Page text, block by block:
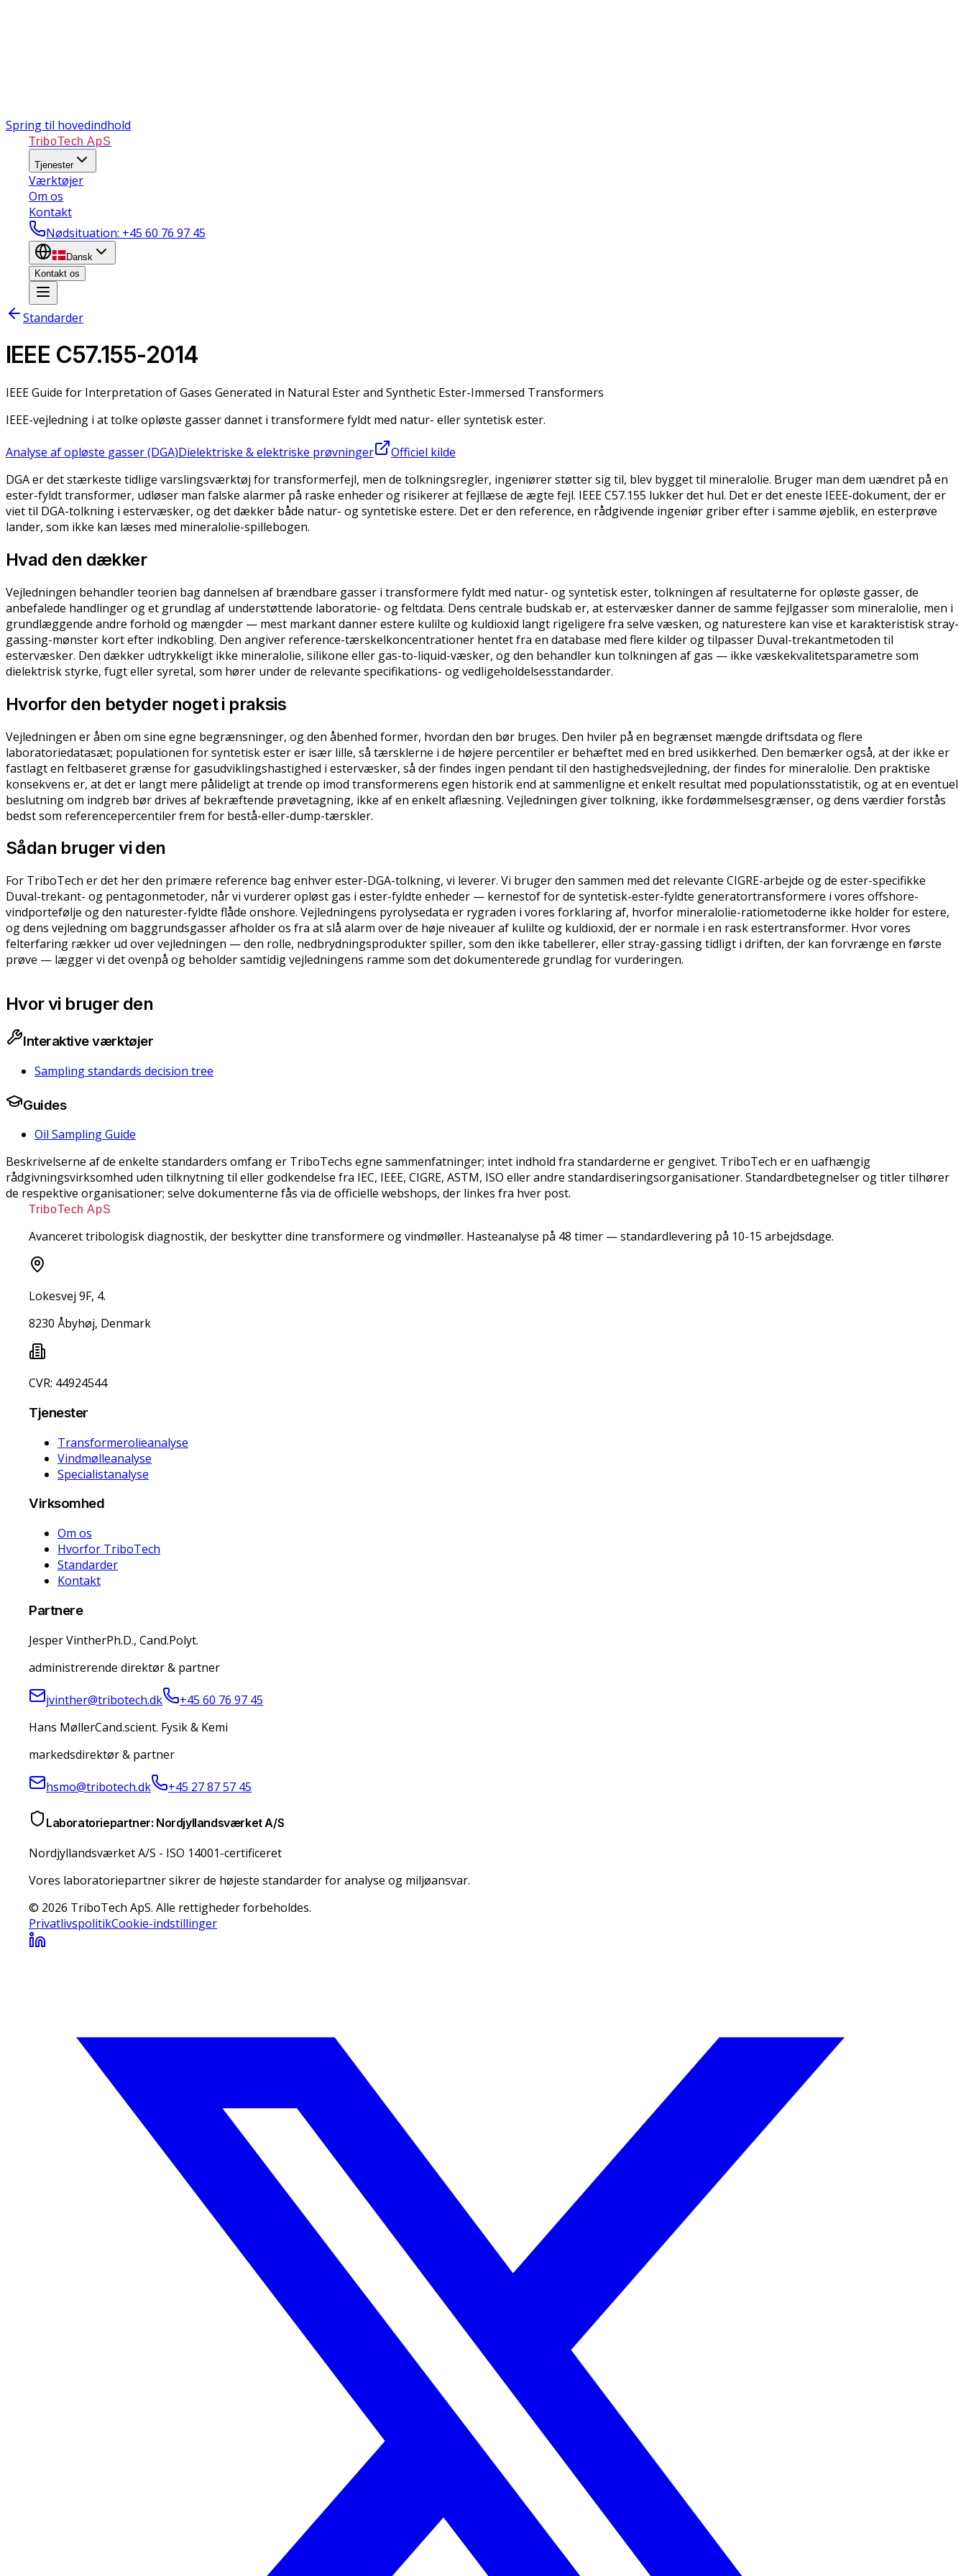
Spring til hovedindhold
TriboTech ApS
Tjenester
Værktøjer
Om os
Kontakt
Nødsituation: +45 60 76 97 45
Dansk
Kontakt os
Standarder
IEEE C57.155-2014
IEEE Guide for Interpretation of Gases Generated in Natural Ester and Synthetic Ester-Immersed Transformers
IEEE-vejledning i at tolke opløste gasser dannet i transformere fyldt med natur- eller syntetisk ester.
Analyse af opløste gasser (DGA)Dielektriske & elektriske prøvninger
Officiel kilde
DGA er det stærkeste tidlige varslingsværktøj for transformerfejl, men de tolkningsregler, ingeniører støtter sig til, blev bygget til mineralolie. Bruger man dem uændret på en
ester-fyldt transformer, udløser man falske alarmer på raske enheder og risikerer at fejllæse de ægte fejl. IEEE C57.155 lukker det hul. Det er det eneste IEEE-dokument, der er
viet til DGA-tolkning i estervæsker, og det dækker både natur- og syntetiske estere. Det er den reference, en rådgivende ingeniør griber efter i samme øjeblik, en esterprøve
lander, som ikke kan læses med mineralolie-spillebogen.
Hvad den dækker
Vejledningen behandler teorien bag dannelsen af brændbare gasser i transformere fyldt med natur- og syntetisk ester, tolkningen af resultaterne for opløste gasser, de
anbefalede handlinger og et grundlag af understøttende laboratorie- og feltdata. Dens centrale budskab er, at estervæsker danner de samme fejlgasser som mineralolie, men i
grundlæggende andre forhold og mængder — mest markant danner estere kulilte og kuldioxid langt rigeligere fra selve væsken, og naturestere kan vise et karakteristisk stray-
gassing-mønster kort efter indkobling. Den angiver reference-tærskelkoncentrationer hentet fra en database med flere kilder og tilpasser Duval-trekantmetoden til
estervæsker. Den dækker udtrykkeligt ikke mineralolie, silikone eller gas-to-liquid-væsker, og den behandler kun tolkningen af gas — ikke væskekvalitetsparametre som
dielektrisk styrke, fugt eller syretal, som hører under de relevante specifikations- og vedligeholdelsesstandarder.
Hvorfor den betyder noget i praksis
Vejledningen er åben om sine egne begrænsninger, og den åbenhed former, hvordan den bør bruges. Den hviler på en begrænset mængde driftsdata og flere
laboratoriedatasæt; populationen for syntetisk ester er især lille, så tærsklerne i de højere percentiler er behæftet med en bred usikkerhed. Den bemærker også, at der ikke er
fastlagt en feltbaseret grænse for gasudviklingshastighed i estervæsker, så der findes ingen pendant til den hastighedsvejledning, der findes for mineralolie. Den praktiske
konsekvens er, at det er langt mere pålideligt at trende op imod transformerens egen historik end at sammenligne et enkelt resultat med populationsstatistik, og at en eventuel
beslutning om indgreb bør drives af bekræftende prøvetagning, ikke af en enkelt aflæsning. Vejledningen giver tolkning, ikke fordømmelsesgrænser, og dens værdier forstås
bedst som referencepercentiler frem for bestå-eller-dump-tærskler.
Sådan bruger vi den
For TriboTech er det her den primære reference bag enhver ester-DGA-tolkning, vi leverer. Vi bruger den sammen med det relevante CIGRE-arbejde og de ester-specifikke
Duval-trekant- og pentagonmetoder, når vi vurderer opløst gas i ester-fyldte enheder — kernestof for de syntetisk-ester-fyldte generatortransformere i vores offshore-
vindportefølje og den naturester-fyldte flåde onshore. Vejledningens pyrolysedata er rygraden i vores forklaring af, hvorfor mineralolie-ratiometoderne ikke holder for estere,
og dens vejledning om baggrundsgasser afholder os fra at slå alarm over de høje niveauer af kulilte og kuldioxid, der er normale i en rask estertransformer. Hvor vores
felterfaring rækker ud over vejledningen — den rolle, nedbrydningsprodukter spiller, som den ikke tabellerer, eller stray-gassing tidligt i driften, der kan forvrænge en første
prøve — lægger vi det ovenpå og beholder samtidig vejledningens ramme som det dokumenterede grundlag for vurderingen.
Hvor vi bruger den
Interaktive værktøjer
Sampling standards decision tree
Guides
Oil Sampling Guide
Beskrivelserne af de enkelte standarders omfang er TriboTechs egne sammenfatninger; intet indhold fra standarderne er gengivet. TriboTech er en uafhængig
rådgivningsvirksomhed uden tilknytning til eller godkendelse fra IEC, IEEE, CIGRE, ASTM, ISO eller andre standardiseringsorganisationer. Standardbetegnelser og titler tilhører
de respektive organisationer; selve dokumenterne fås via de officielle webshops, der linkes fra hver post.
TriboTech ApS
Avanceret tribologisk diagnostik, der beskytter dine transformere og vindmøller. Hasteanalyse på 48 timer — standardlevering på 10-15 arbejdsdage.
Lokesvej 9F, 4.
8230 Åbyhøj, Denmark
CVR: 44924544
Tjenester
Transformerolieanalyse
Vindmølleanalyse
Specialistanalyse
Virksomhed
Om os
Hvorfor TriboTech
Standarder
Kontakt
Partnere
Jesper VintherPh.D., Cand.Polyt.
administrerende direktør & partner
jvinther@tribotech.dk
+45 60 76 97 45
Hans MøllerCand.scient. Fysik & Kemi
markedsdirektør & partner
hsmo@tribotech.dk +45 27 87 57 45
Laboratoriepartner: Nordjyllandsværket A/S
Nordjyllandsværket A/S - ISO 14001-certificeret
Vores laboratoriepartner sikrer de højeste standarder for analyse og miljøansvar.
© 2026 TriboTech ApS. Alle rettigheder forbeholdes.
PrivatlivspolitikCookie-indstillinger